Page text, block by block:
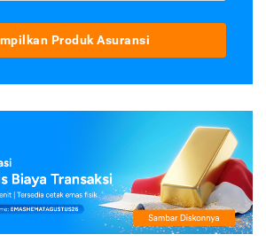
Tampilkan Produk Asuransi